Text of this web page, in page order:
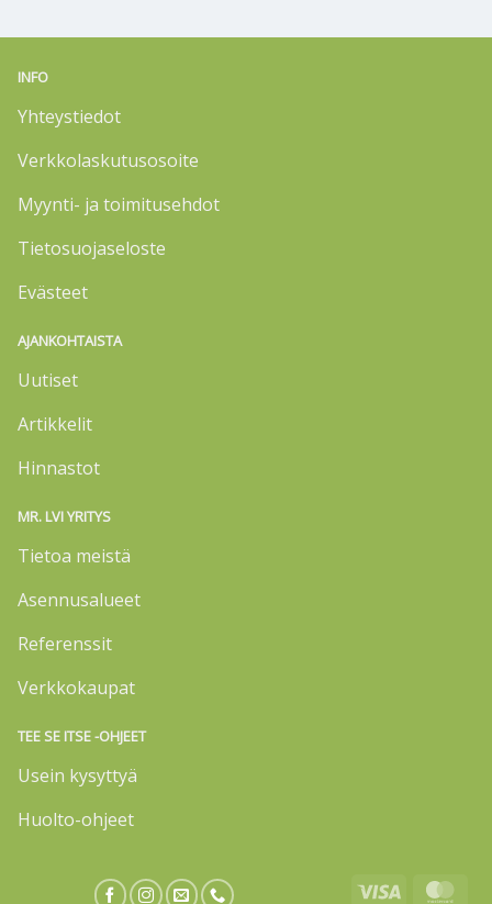
INFO
Yhteystiedot
Verkkolaskutusosoite
Myynti- ja toimitusehdot
Tietosuojaseloste
Evästeet
AJANKOHTAISTA
Uutiset
Artikkelit
Hinnastot
MR. LVI YRITYS
Tietoa meistä
Asennusalueet
Referenssit
Verkkokaupat
TEE SE ITSE -OHJEET
Usein kysyttyä
Huolto-ohjeet
Visa